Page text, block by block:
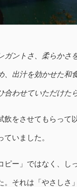
ガントさ、柔らかさ
、出汁を効かせた和
わせていただけた
飲をさせてもらって
いました。
ー」ではなく、し
。それは「やさしさ